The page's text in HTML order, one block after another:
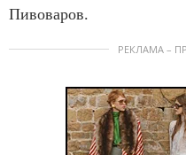
Пивоваров.
РЕКЛАМА –